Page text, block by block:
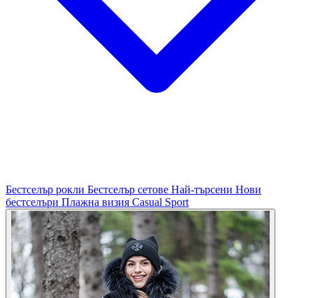
Бестселър рокли Бестселър сетове Най-търсени Нови
бестселъри Плажна визия Casual Sport